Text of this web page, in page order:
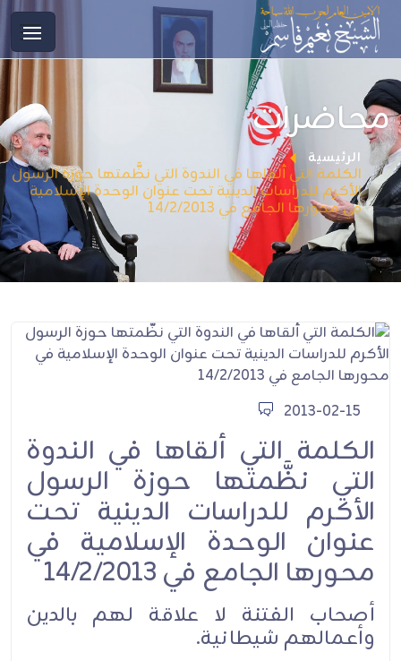
محاضرات
الرئيسية
الكلمة التي ألقاها في الندوة التي نظَّمتها حوزة الرسول
الأكرم للدراسات الدينية تحت عنوان الوحدة الإسلامية
في محورها الجامع في 14/2/2013
2013-02-15
الكلمة التي ألقاها في الندوة
التي نظَّمتها حوزة الرسول
الأكرم للدراسات الدينية تحت
عنوان الوحدة الإسلامية في
محورها الجامع في 14/2/2013
أصحاب الفتنة لا علاقة لهم بالدين
وأعمالهم شيطانية.